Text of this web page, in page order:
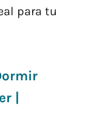
para tu
|